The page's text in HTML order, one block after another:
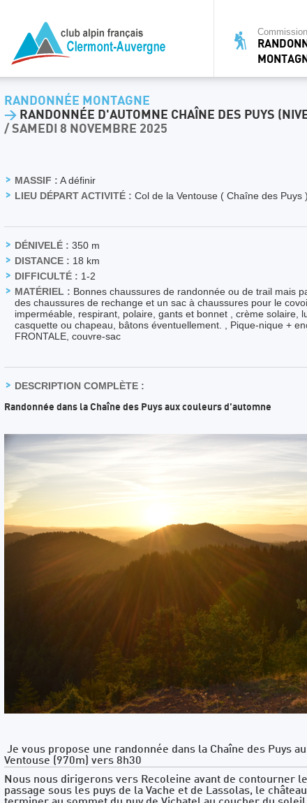
RANDONNÉE MONTAGNE
> RANDONNÉE D'AUTOMNE CHAÎNE DES PUYS
/ SAMEDI 8 NOVEMBRE 2025
MASSIF : A définir
LIEU DÉPART ACTIVITÉ : Col de la Ventouse ( Chaîne des Puys )
DÉNIVELÉ : 350 m
DISTANCE : 18 km
DIFFICULTÉ : 1-2
MATÉRIEL : Bonnes chaussures de randonnée ou de trail mais
des chaussures de rechange et un sac à chaussures pour le
imperméable, respirant, polaire, gants et bonnet , crème solaire,
casquette ou chapeau, bâtons éventuellement. , Pique-nique +
FRONTALE, couvre-sac
DESCRIPTION COMPLÈTE :
Randonnée dans la Chaîne des Puys aux couleurs d'automne
Je vous propose une randonnée dans la Chaîne des Puys
Ventouse (970m) vers 8h30
Nous nous dirigerons vers Recoleine avant de contourner
passage sous les puys de la Vache et de Lassolas, le